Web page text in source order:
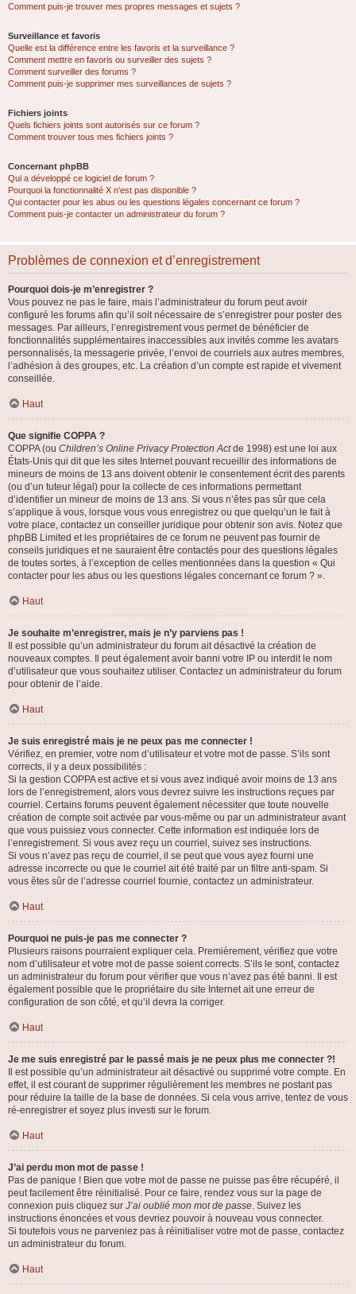
Comment puis-je trouver mes propres messages et sujets ?
Surveillance et favoris
Quelle est la différence entre les favoris et la surveillance ?
Comment mettre en favoris ou surveiller des sujets ?
Comment surveiller des forums ?
Comment puis-je supprimer mes surveillances de sujets ?
Fichiers joints
Quels fichiers joints sont autorisés sur ce forum ?
Comment trouver tous mes fichiers joints ?
Concernant phpBB
Qui a développé ce logiciel de forum ?
Pourquoi la fonctionnalité X n’est pas disponible ?
Qui contacter pour les abus ou les questions légales concernant ce forum ?
Comment puis-je contacter un administrateur du forum ?
Problèmes de connexion et d’enregistrement
Pourquoi dois-je m’enregistrer ?
Vous pouvez ne pas le faire, mais l’administrateur du forum peut avoir
configuré les forums afin qu’il soit nécessaire de s’enregistrer pour poster des
messages. Par ailleurs, l’enregistrement vous permet de bénéficier de
fonctionnalités supplémentaires inaccessibles aux invités comme les avatars
personnalisés, la messagerie privée, l’envoi de courriels aux autres membres,
l’adhésion à des groupes, etc. La création d’un compte est rapide et vivement
conseillée.
Haut
Que signifie COPPA ?
COPPA (ou Children’s Online Privacy Protection Actde 1998) est une loi aux
États-Unis qui dit que les sites Internet pouvant recueillir des informations de
mineurs de moins de 13 ans doivent obtenir le consentement écrit des parents
(ou d’un tuteur légal) pour la collecte de ces informations permettant
d’identifier un mineur de moins de 13 ans. Si vous n’êtes pas sûr que cela
s’applique à vous, lorsque vous vous enregistrez ou que quelqu’un le fait à
votre place, contactez un conseiller juridique pour obtenir son avis. Notez que
phpBB Limited et les propriétaires de ce forum ne peuvent pas fournir de
conseils juridiques et ne sauraient être contactés pour des questions légales
de toutes sortes, à l’exception de celles mentionnées dans la question « Qui
contacter pour les abus ou les questions légales concernant ce forum ? ».
Haut
Je souhaite m’enregistrer, mais je n’y parviens pas !
Il est possible qu’un administrateur du forum ait désactivé la création de
nouveaux comptes. Il peut également avoir banni votre IP ou interdit le nom
d’utilisateur que vous souhaitez utiliser. Contactez un administrateur du forum
pour obtenir de l’aide.
Haut
Je suis enregistré mais je ne peux pas me connecter !
Vérifiez, en premier, votre nom d’utilisateur et votre mot de passe. S’ils sont
corrects, il y a deux possibilités :
Si la gestion COPPA est active et si vous avez indiqué avoir moins de 13 ans
lors de l’enregistrement, alors vous devrez suivre les instructions reçues par
courriel. Certains forums peuvent également nécessiter que toute nouvelle
création de compte soit activée par vous-même ou par un administrateur avant
que vous puissiez vous connecter. Cette information est indiquée lors de
l’enregistrement. Si vous avez reçu un courriel, suivez ses instructions.
Si vous n’avez pas reçu de courriel, il se peut que vous ayez fourni une
adresse incorrecte ou que le courriel ait été traité par un filtre anti-spam. Si
vous êtes sûr de l’adresse courriel fournie, contactez un administrateur.
Haut
Pourquoi ne puis-je pas me connecter ?
Plusieurs raisons pourraient expliquer cela. Premièrement, vérifiez que votre
nom d’utilisateur et votre mot de passe soient corrects. S’ils le sont, contactez
un administrateur du forum pour vérifier que vous n’avez pas été banni. Il est
également possible que le propriétaire du site Internet ait une erreur de
configuration de son côté, et qu’il devra la corriger.
Haut
Je me suis enregistré par le passé mais je ne peux plus me connecter ?!
Il est possible qu’un administrateur ait désactivé ou supprimé votre compte. En
effet, il est courant de supprimer régulièrement les membres ne postant pas
pour réduire la taille de la base de données. Si cela vous arrive, tentez de vous
ré-enregistrer et soyez plus investi sur le forum.
Haut
J’ai perdu mon mot de passe !
Pas de panique ! Bien que votre mot de passe ne puisse pas être récupéré, il
peut facilement être réinitialisé. Pour ce faire, rendez vous sur la page de
connexion puis cliquez sur J’ai oublié mon mot de passe. Suivez les
instructions énoncées et vous devriez pouvoir à nouveau vous connecter.
Si toutefois vous ne parveniez pas à réinitialiser votre mot de passe, contactez
un administrateur du forum.
Haut